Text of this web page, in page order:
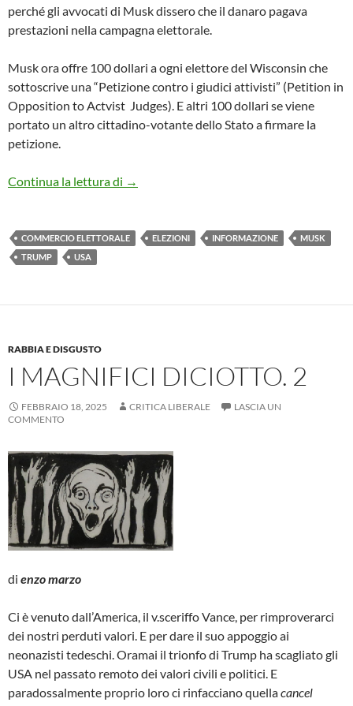
perché gli avvocati di Musk dissero che il danaro pagava
prestazioni nella campagna elettorale.
Musk ora offre 100 dollari a ogni elettore del Wisconsin che
sottoscrive una “Petizione contro i giudici attivisti” (Petition in
Opposition to Actvist Judges). E altri 100 dollari se viene
portato un altro cittadino-votante dello Stato a firmare la
petizione.
Continua la lettura di Washington Post e New York Times,
→
COMMERCIO ELETTORALE ELEZIONI INFORMAZIONE
MUSK
TRUMP
USA
RABBIA E DISGUSTO
I MAGNIFICI DICIOTTO. 2
FEBBRAIO 18, 2025 CRITICA LIBERALE
LASCIA UN
COMMENTO
di enzo marzo
Ci è venuto dall’America, il v.sceriffo Vance, per rimproverarci
dei nostri perduti valori. E per dare il suo appoggio ai
neonazisti tedeschi. Oramai il trionfo di Trump ha scagliato gli
USA nel passato remoto dei valori civili e politici. E
paradossalmente proprio loro ci rinfacciano quellacancel